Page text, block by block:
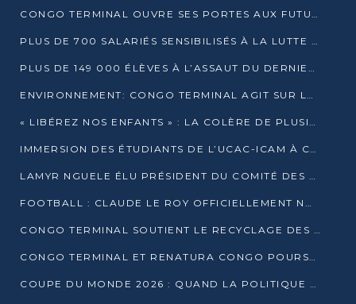
CONGO TERMINAL OUVRE SES PORTES AUX FUTURS INGÉNIEURS DE L’UCAC-ICAM
PLUS DE 700 SALARIÉS SENSIBILISÉS À LA LUTTE CONTRE LA TUBERCULOSE À CONGO TERMINAL
PLUS DE 149 000 ÉLÈVES À L’ASSAUT DU DERNIER CEPE
ENVIRONNEMENT: CONGO TERMINAL AGIT SUR LE TERRAIN ET FORME LES PLUS JEUNES
« LIBÉREZ NOS ENFANTS » : LA COLÈRE DE PLUSIEURS MÈRES À BRAZZAVILLE CONTRE LA DGSP
IMMERSION DES ÉTUDIANTS DE L’UCAC-ICAM À CONGO TERMINAL
LAMYR NGUELE ÉLU PRÉSIDENT DU COMITÉ DES MEMBRES D’HONNEUR DU PCT
FOOTBALL : CLAUDE LE ROY OFFICIELLEMENT NOMMÉ SÉLECTIONNEUR DU CONGO
CONGO TERMINAL SOUTIENT LE RECYCLAGE DES DÉCHETS PLASTIQUES À POINTE-NOIRE
CONGO TERMINAL ET RENATURA CONGO POURSUIVENT LEUR COMBAT POUR LA BIODIVERSITÉ
COUPE DU MONDE 2026 : QUAND LA POLITIQUE MENACE L’UNIVERSALITÉ DU FOOTBALL